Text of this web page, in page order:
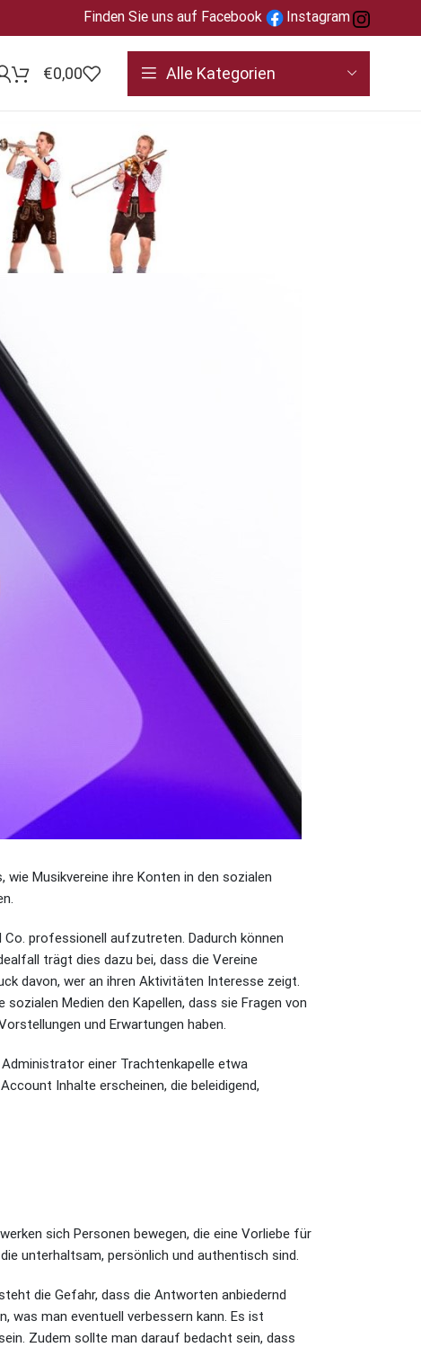
Finden Sie uns auf Facebook Instagram
€0,00 Alle Kategorien
Musikvereine ihre Konten in den sozialen
professionell aufzutreten. Dadurch können
trägt dies dazu bei, dass die Vereine
davon, wer an ihren Aktivitäten Interesse zeigt.
Medien den Kapellen, dass sie Fragen von
und Erwartungen haben.
einer Trachtenkapelle etwa
Inhalte erscheinen, die beleidigend,
sich Personen bewegen, die eine Vorliebe für
unterhaltsam, persönlich und authentisch sind.
die Gefahr, dass die Antworten anbiedernd
was man eventuell verbessern kann. Es ist
Zudem sollte man darauf bedacht sein, dass